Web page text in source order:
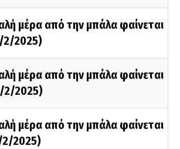
μέρα από την μπάλα φαίνεται
2/2025)
μέρα από την μπάλα φαίνεται
2/2025)
μέρα από την μπάλα φαίνεται
2/2025)